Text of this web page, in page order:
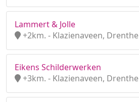
Lammert & Jolle
+2km. - Klazienaveen, Drenthe
Eikens Schilderwerken
+3km. - Klazienaveen, Drenthe